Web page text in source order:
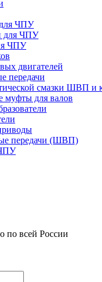
ЧПУ
для ЧПУ
ЧПУ
двигателей
передачи
смазки ШВП и
муфты для валов
передачи (ШВП)
по всей России